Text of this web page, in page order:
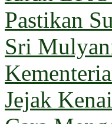
Pastikan
Sri
Jejak